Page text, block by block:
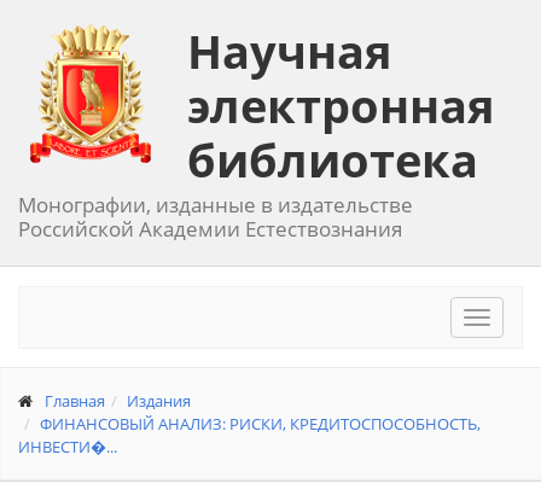
Научная
электронная
библиотека
Монографии, изданные в издательстве
Российской Академии Естествознания
Toggle
Главная
Издания
ФИНАНСОВЫЙ АНАЛИЗ: РИСКИ, КРЕДИТОСПОСОБНОСТЬ,
ИНВЕСТИ�...